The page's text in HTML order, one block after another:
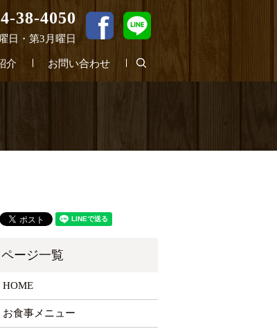
38-4050
日・第3月曜日
介 お問い合わせ search
HOME
お食事メニュー